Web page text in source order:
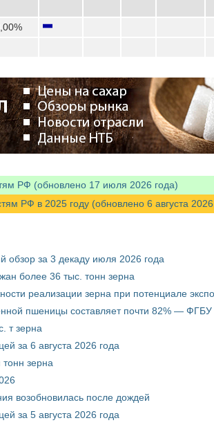
РФ (обновлено 17 июля 2026 года)
РФ в 2025 году (обновлено 6 августа 2026
обзор за 3 декаду июля 2026 года
более 36 тыс. тонн зерна
реализации зерна при потенциале
пшеницы составляет почти 82% —
т зерна
за 6 августа 2026 года
зерна
возобновилась после дождей
за 5 августа 2026 года